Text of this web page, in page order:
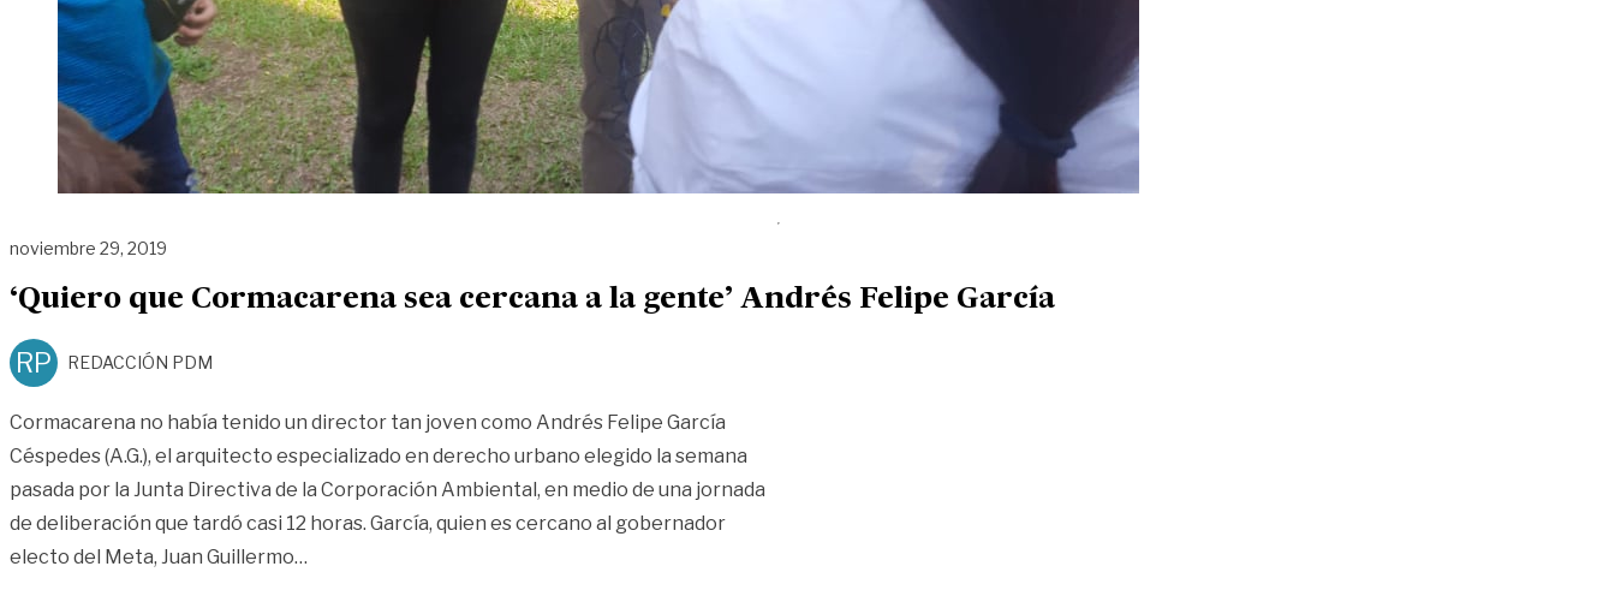
noviembre 29, 2019
‘Quiero que Cormacarena sea cercana a la gente’ Andrés Felipe García
RP REDACCIÓN PDM
Cormacarena no había tenido un director tan joven como Andrés Felipe García
Céspedes (A.G.), el arquitecto especializado en derecho urbano elegido la semana
pasada por la Junta Directiva de la Corporación Ambiental, en medio de una jornada
de deliberación que tardó casi 12 horas. García, quien es cercano al gobernador
electo del Meta, Juan Guillermo…